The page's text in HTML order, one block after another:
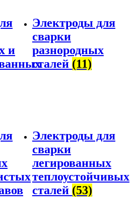
и
Электроды для
сварки
разнородных
сталей (11)
Электроды для
сварки
легированных
теплоустойчивых
сталей (53)